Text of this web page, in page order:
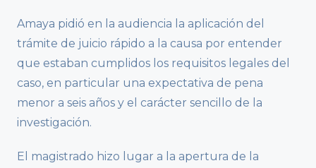
Amaya pidió en la audiencia la aplicación del
trámite de juicio rápido a la causa por entender
que estaban cumplidos los requisitos legales del
caso, en particular una expectativa de pena
menor a seis años y el carácter sencillo de la
investigación.
El magistrado hizo lugar a la apertura de la